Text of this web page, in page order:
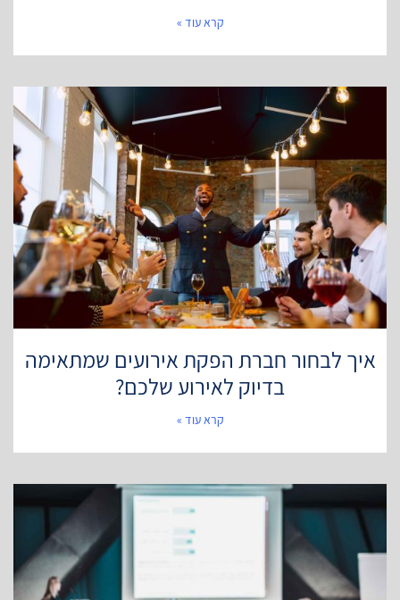
קרא עוד »
איך לבחור חברת הפקת אירועים שמתאימה
בדיוק לאירוע שלכם?
קרא עוד »